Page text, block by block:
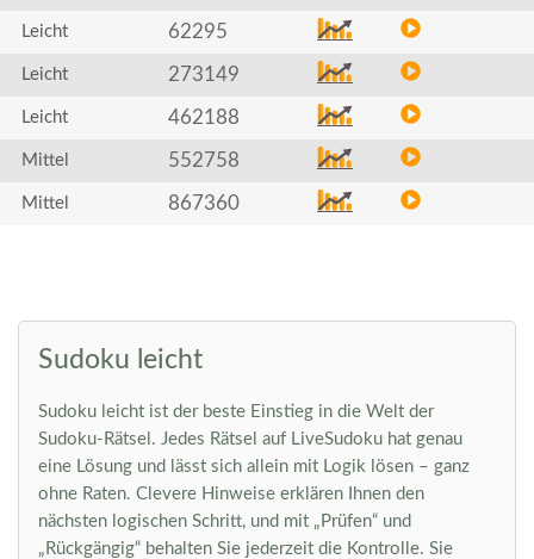
Leicht 62295
Leicht 273149
Leicht 462188
Mittel 552758
Mittel 867360
Sudoku leicht
Sudoku leicht ist der beste Einstieg in die Welt der
Sudoku-Rätsel. Jedes Rätsel auf LiveSudoku hat genau
eine Lösung und lässt sich allein mit Logik lösen – ganz
ohne Raten. Clevere Hinweise erklären Ihnen den
nächsten logischen Schritt, und mit „Prüfen“ und
„Rückgängig“ behalten Sie jederzeit die Kontrolle. Sie